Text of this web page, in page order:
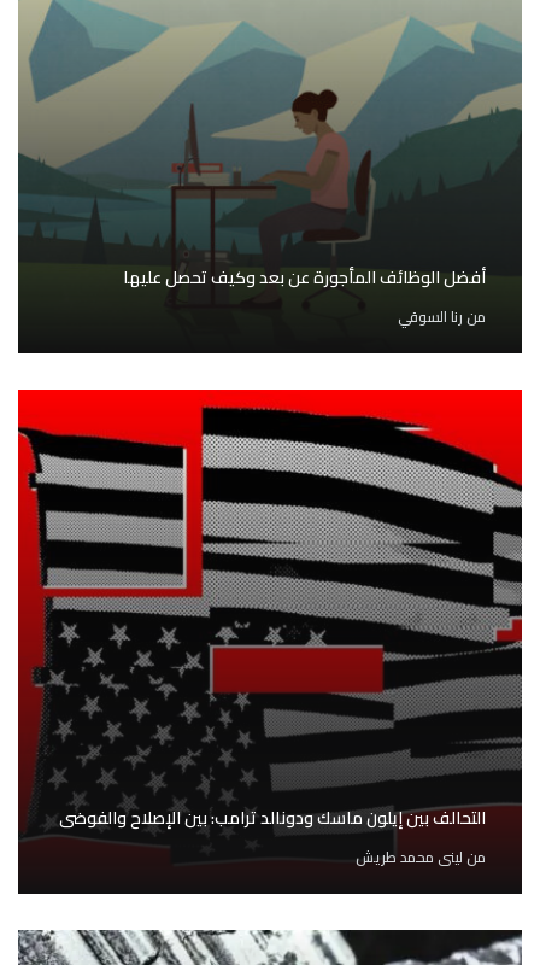
أفضل الوظائف المأجورة عن بعد وكيف تحصل عليها
من رنا السوقي
التحالف بين إيلون ماسك ودونالد ترامب: بين الإصلاح والفوضى
من لينى محمد طريش